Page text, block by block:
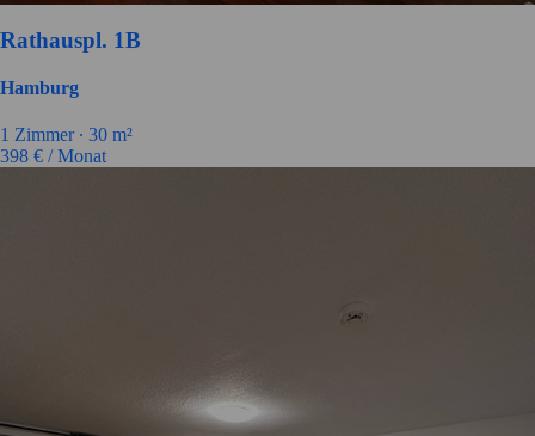
Rathauspl. 1B
Hamburg
1 Zimmer ∙ 30 m²
398 € / Monat